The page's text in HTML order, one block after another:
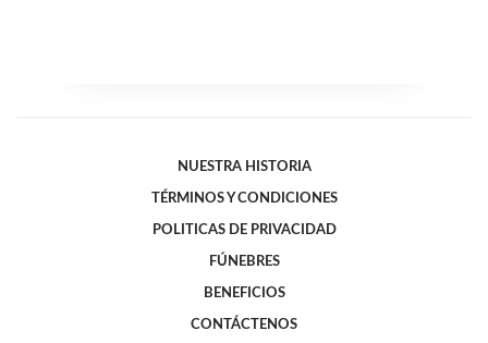
NUESTRA HISTORIA
TÉRMINOS Y CONDICIONES
POLITICAS DE PRIVACIDAD
FÚNEBRES
BENEFICIOS
CONTÁCTENOS